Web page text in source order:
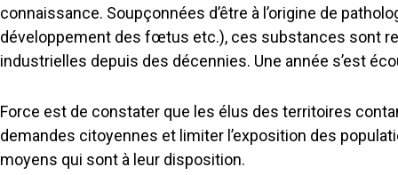
connaissance. Soupçonnées d’être à l’origine de
développement des fœtus etc.), ces substances sont
industrielles depuis des décennies. Une année s’est
Force est de constater que les élus des territoires
demandes citoyennes et limiter l’exposition des
moyens qui sont à leur disposition.